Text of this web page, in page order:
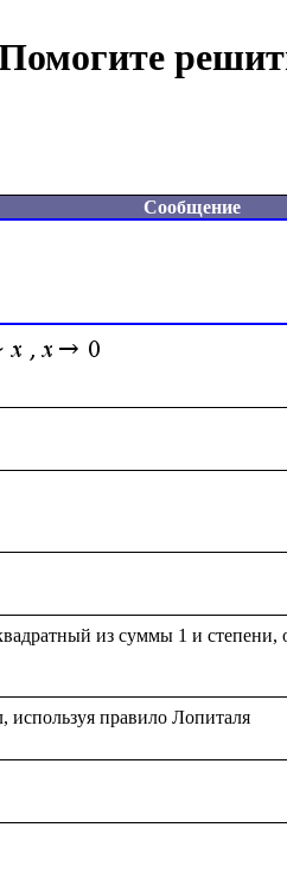
Сообщение
из суммы 1 и степени,